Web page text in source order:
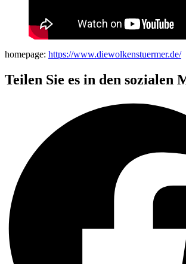
homepage: https://www.diewolkenstuermer.de/
Teilen Sie es in den sozialen